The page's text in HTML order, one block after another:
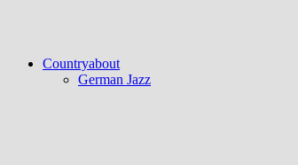
Countryabout
German Jazz